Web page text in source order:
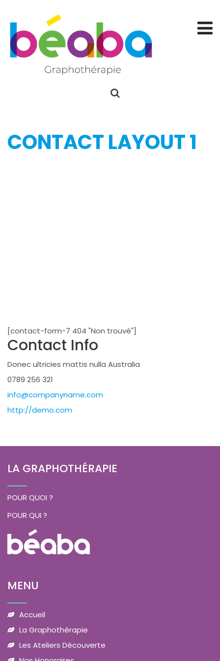
CONTACT LAYOUT 1
[contact-form-7 404 "Non trouvé"]
Contact Info
Donec ultricies mattis nulla Australia
0789 256 321
info@companyname.com
http://demo.com
LA GRAPHOTHÉRAPIE
POUR QUOI ?
POUR QUI ?
MENU
Accueil
La Graphothérapie
Les Ateliers Découverte